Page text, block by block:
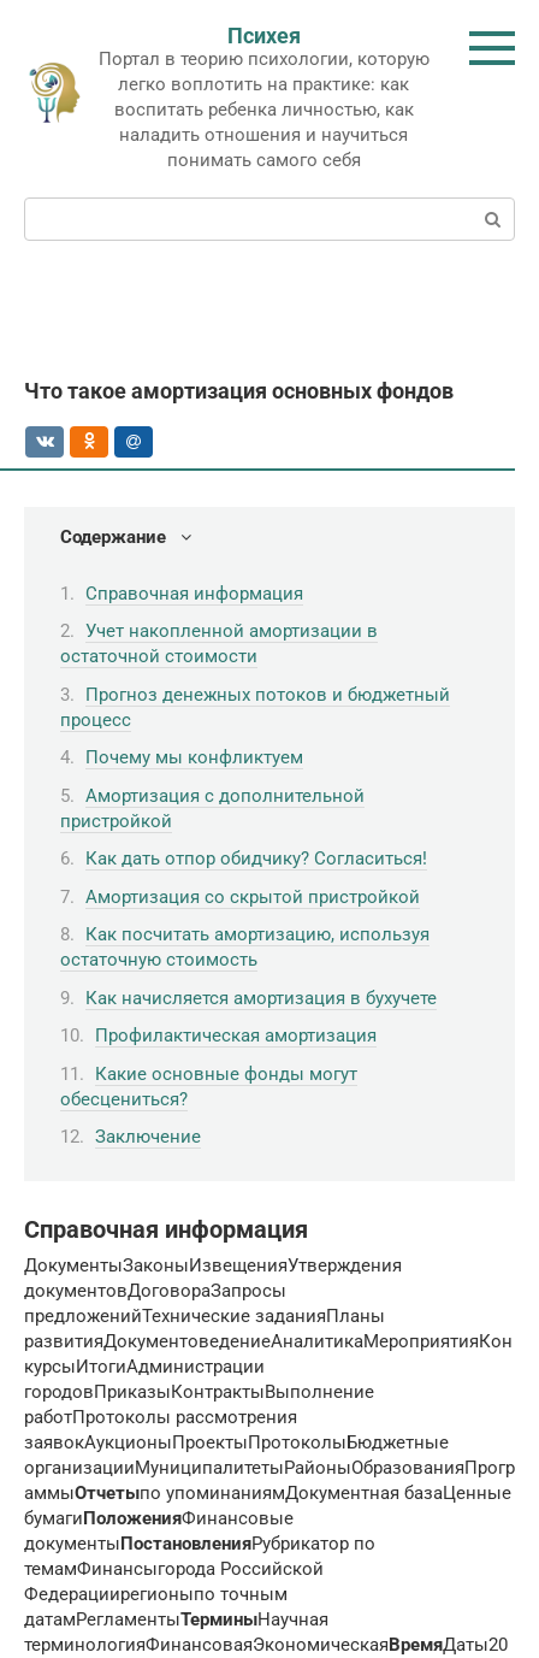
контенту
Психея
Портал в теорию психологии, которую
легко воплотить на практике: как
воспитать ребенка личностью, как
наладить отношения и научиться
понимать самого себя
Поиск:
Что такое амортизация основных фондов
Содержание
Справочная информация
Учет накопленной амортизации в
остаточной стоимости
Прогноз денежных потоков и бюджетный
процесс
Почему мы конфликтуем
Амортизация с дополнительной
пристройкой
Как дать отпор обидчику? Согласиться!
Амортизация со скрытой пристройкой
Как посчитать амортизацию, используя
остаточную стоимость
Как начисляется амортизация в бухучете
Профилактическая амортизация
Какие основные фонды могут
обесцениться?
Заключение
Справочная информация
ДокументыЗаконыИзвещенияУтверждения
документовДоговораЗапросы
предложенийТехнические заданияПланы
развитияДокументоведениеАналитикаМероприятияКон
курсыИтогиАдминистрации
городовПриказыКонтрактыВыполнение
работПротоколы рассмотрения
заявокАукционыПроектыПротоколыБюджетные
организацииМуниципалитетыРайоныОбразованияПрогр
аммыОтчетыпо упоминаниямДокументная базаЦенные
бумагиПоложенияФинансовые
документыПостановленияРубрикатор по
темамФинансыгорода Российской
Федерациирегионыпо точным
датамРегламентыТерминыНаучная
терминологияФинансоваяЭкономическаяВремяДаты20